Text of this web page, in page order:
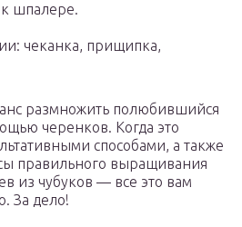
к шпалере.
чеканка, прищипка,
размножить полюбившийся
черенков. Когда это
способами, а также
правильного выращивания
из чубуков — все это вам
За дело!